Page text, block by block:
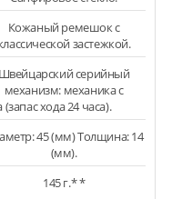
Кожаный ремешок с
застежкой.
Швейцарский серийный
механизм: механика с
хода 24 часа).
45 (мм) Толщина: 14
(мм).
145 г.* *